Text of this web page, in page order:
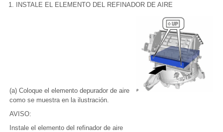
1. INSTALE EL ELEMENTO DEL REFINADOR DE AIRE
(a) Coloque el elemento depurador de aire
como se muestra en la ilustración.
AVISO:
Instale el elemento del refinador de aire